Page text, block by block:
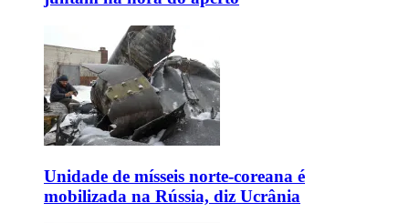
Unidade de mísseis norte-coreana é
mobilizada na Rússia, diz Ucrânia